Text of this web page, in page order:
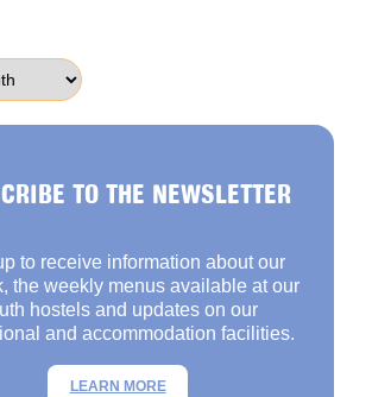
TO THE NEWSLETTER
to receive information about our
the weekly menus available at our
hostels and updates on our
and accommodation facilities.
LEARN MORE